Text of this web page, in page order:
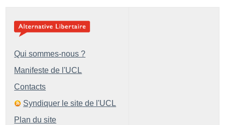
Qui sommes-nous ?
Manifeste de l'UCL
Contacts
Syndiquer le site de l'UCL
Plan du site